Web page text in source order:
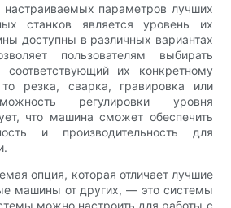
параметров лучших
станков является уровень их
доступны в различных вариантах
пользователям выбирать
их конкретному
резка, сварка, гравировка или
регулировки уровня
что машина сможет обеспечить
и производительность для
опция, которая отличает лучшие
машины от других, — это системы
можно настроить для работы с